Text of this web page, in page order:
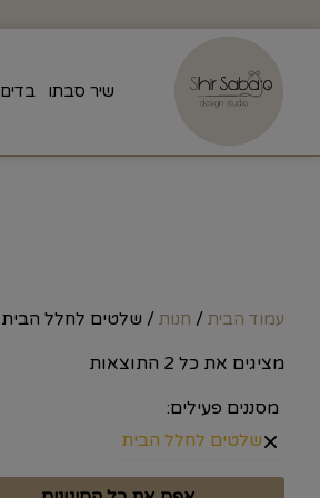
שיר סבתו בדים
עמוד הבית / חנות / שלטים לחלל הבית
מציגים את כל ⁦2⁩ התוצאות
מסננים פעילים:
שלטים לחלל הבית×